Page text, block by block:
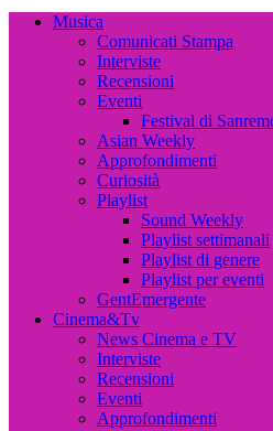
Musica, Cinema, Arte e Attualità,
Musica
Comunicati Stampa
Interviste
Recensioni
Eventi
Festival di
Asian Weekly
Approfondimenti
Curiosità
Playlist
Sound Weekly
Playlist settimanali
Playlist di genere
Playlist per eventi
GentEmergente
Cinema&Tv
News Cinema e TV
Interviste
Recensioni
Eventi
Approfondimenti